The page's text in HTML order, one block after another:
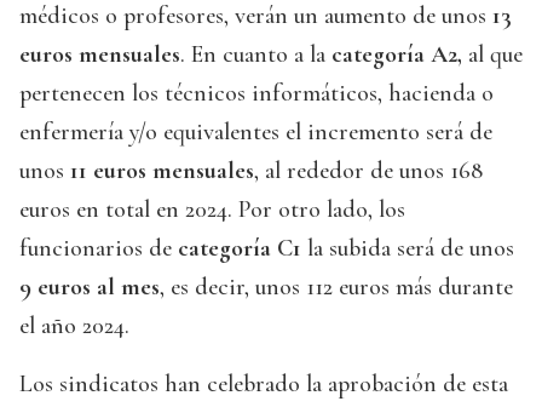
médicos o profesores, verán un aumento de unos 13
euros mensuales. En cuanto a la categoría A2, al que
pertenecen los técnicos informáticos, hacienda o
enfermería y/o equivalentes el incremento será de
unos 11 euros mensuales, al rededor de unos 168
euros en total en 2024. Por otro lado, los
funcionarios de categoría C1 la subida será de unos
9 euros al mes, es decir, unos 112 euros más durante
el año 2024.
Los sindicatos han celebrado la aprobación de esta